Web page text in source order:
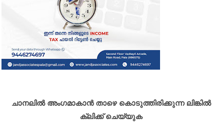
ചാനലിൽ അംഗമാകാൻ താഴെ കൊടുത്തിരിക്കുന്ന ലിങ്കിൽ
ക്ലിക്ക് ചെയ്യുക